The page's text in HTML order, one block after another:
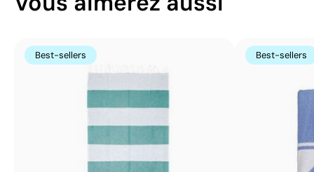
Best-sellers Best-sellers